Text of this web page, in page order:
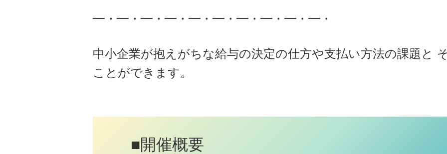
━・━・━・━・━・━・━・━・━・━・
中小企業が抱えがちな給与の決定の仕方や支払い方法の課題と
ことができます。
■開催概要